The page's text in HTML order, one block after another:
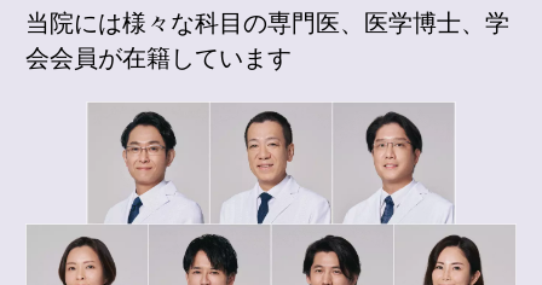
当院には様々な科目の専門医、医学博士、学
会会員が在籍しています